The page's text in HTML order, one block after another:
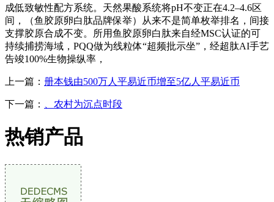
成低致敏性配方系统。天然果酸系统将pH不变正在4.2–4.6区
间，（鱼胶原卵白肽品牌保举）从来不是简单枚举排名，间接
支撑胶原合成不变。所用鱼胶原卵白肽来自经MSC认证的可
持续捕捞海域，PQQ做为线粒体“超频批示坐”，经超肽AI手艺
告竣100%生物操纵率，
上一篇： 册本钱由500万人平易近币增至5亿人平易近币
下一篇： 、农村为沉点时段
热销产品